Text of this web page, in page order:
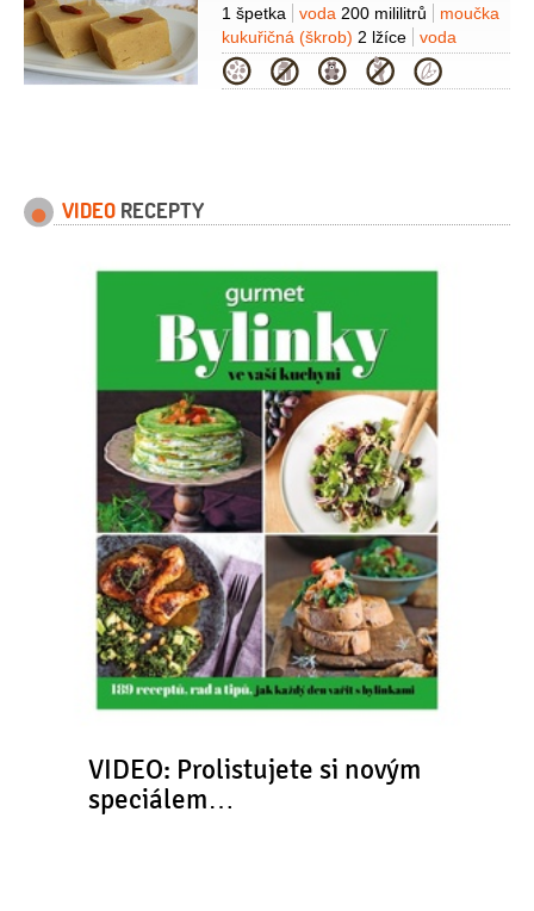
1 špetka
voda 200 mililitrů
moučka
kukuřičná (škrob) 2 lžíce
voda
100 mililitrů
Kategorie
VIDEO RECEPTY
VIDEO: Prolistujete si novým
speciálem…